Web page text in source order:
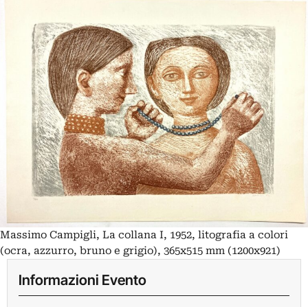
Massimo Campigli, La collana I, 1952, litografia a colori
(ocra, azzurro, bruno e grigio), 365x515 mm (1200x921)
Informazioni Evento